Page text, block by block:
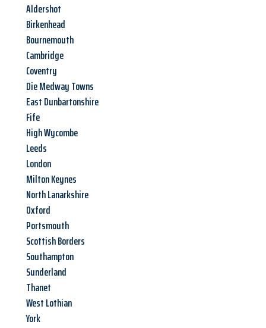
Aldershot
Birkenhead
Bournemouth
Cambridge
Coventry
Die Medway Towns
East Dunbartonshire
Fife
High Wycombe
Leeds
London
Milton Keynes
North Lanarkshire
Oxford
Portsmouth
Scottish Borders
Southampton
Sunderland
Thanet
West Lothian
York